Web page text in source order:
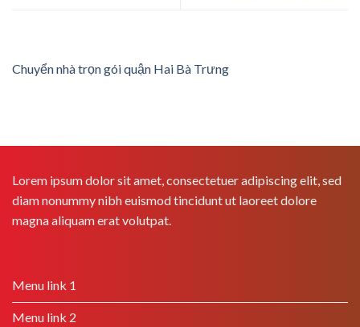
Chuyển nhà trọn gói quận Hai Bà Trưng
Lorem ipsum dolor sit amet, consectetuer adipiscing elit, sed
diam nonummy nibh euismod tincidunt ut laoreet dolore
magna aliquam erat volutpat.
Menu link 1
Menu link 2